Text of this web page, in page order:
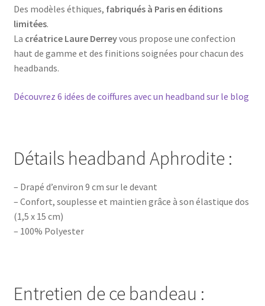
Des modèles éthiques, fabriqués à Paris en éditions
limitées.
La créatrice Laure Derreyvous propose une confection
haut de gamme et des finitions soignées pour chacun des
headbands.
Découvrez 6 idées de coiffures avec un headband sur le blog
Détails headband Aphrodite :
– Drapé d’environ 9 cm sur le devant
– Confort, souplesse et maintien grâce à son élastique dos
(1,5 x 15 cm)
– 100% Polyester
Entretien de ce bandeau :